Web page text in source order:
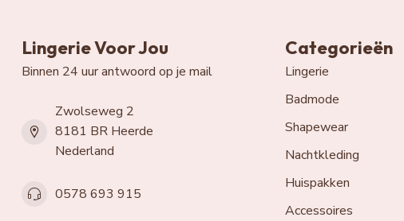
Lingerie Voor Jou
Binnen 24 uur antwoord op je mail
Zwolseweg 2
8181 BR Heerde
Nederland
0578 693 915
Categorieën
Lingerie
Badmode
Shapewear
Nachtkleding
Huispakken
Accessoires